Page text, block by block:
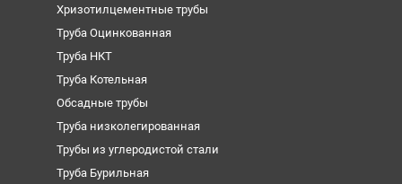
Хризотилцементные трубы
Труба Оцинкованная
Труба НКТ
Труба Котельная
Обсадные трубы
Труба низколегированная
Трубы из углеродистой стали
Труба Бурильная